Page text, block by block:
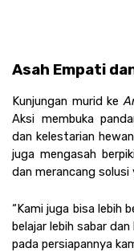
Asah Empati
Kunjungan murid ke
Aksi membuka
dan kelestarian
juga mengasah
dan merancang solusi
“Kami juga bisa lebih
belajar lebih sabar
pada persiapannya